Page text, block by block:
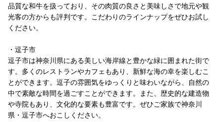
品質な和牛を扱っており、その肉質の良さと美味しさで地元や観
光客の方からも評判です。こだわりのラインナップをぜひお試し
ください。
・逗子市
逗子市は神奈川県にある美しい海岸線と豊かな緑に囲まれた街で
す。多くのレストランやカフェもあり、新鮮な海の幸を楽しむこ
とができます。逗子の雰囲気をゆっくりと味わいながら、自然の
中で素敵な時間を過ごすことができます。また、歴史的な建造物
や寺院もあり、文化的な要素も豊富です。ぜひご家族で神奈川
県・逗子市へおこしください。